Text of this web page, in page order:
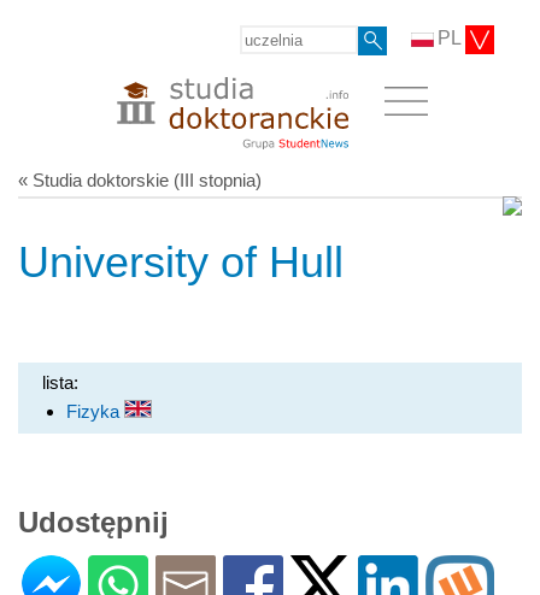
PL
« Studia doktorskie (III stopnia)
University of Hull
lista:
Fizyka
Udostępnij